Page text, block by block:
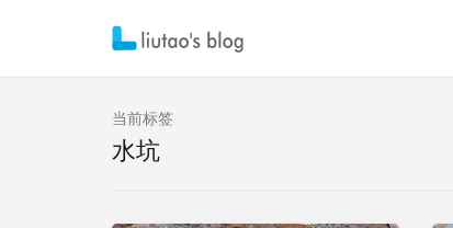
当前标签
水坑